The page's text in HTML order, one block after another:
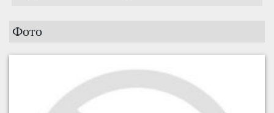
Фото